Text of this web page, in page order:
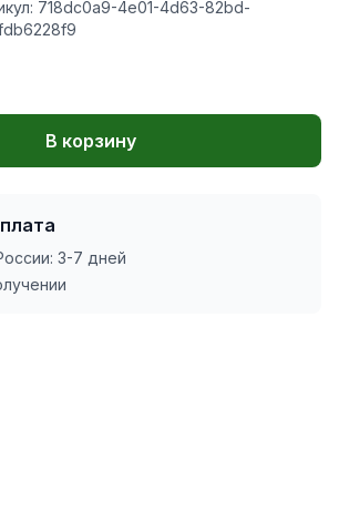
718dc0a9-4e01-4d63-82bd-
В корзину
3-7 дней